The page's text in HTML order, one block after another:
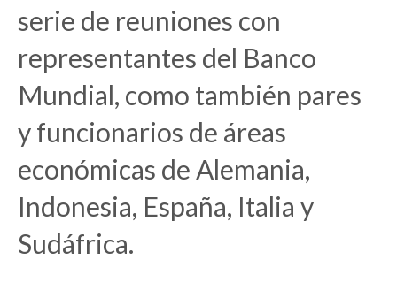
serie de reuniones con
representantes del Banco
Mundial, como también pares
y funcionarios de áreas
económicas de Alemania,
Indonesia, España, Italia y
Sudáfrica.